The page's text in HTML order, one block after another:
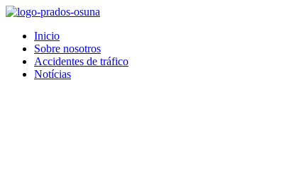
Inicio
Sobre nosotros
Accidentes de tráfico
Notícias